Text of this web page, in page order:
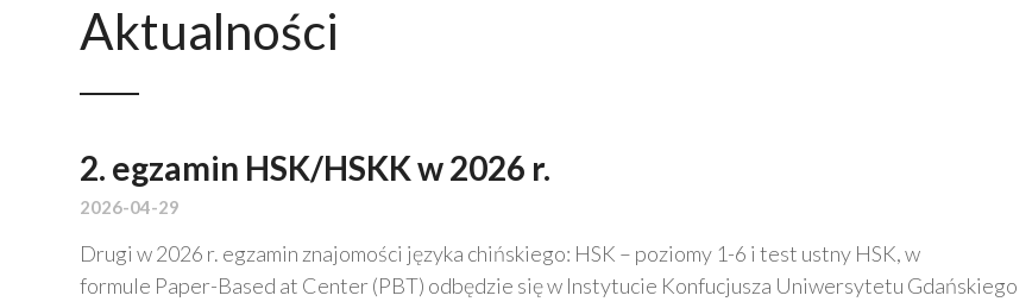
Aktualności
2. egzamin HSK/HSKK w 2026 r.
2026-04-29
Drugi w 2026 r. egzamin znajomości języka chińskiego: HSK – poziomy 1-6 i test ustny HSK, w
formule Paper-Based at Center (PBT) odbędzie się w Instytucie Konfucjusza Uniwersytetu Gdańskiego